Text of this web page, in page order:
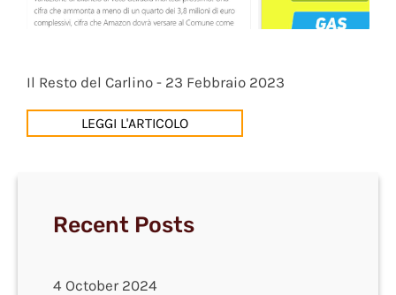
Il Resto del Carlino - 23 Febbraio 2023
LEGGI L'ARTICOLO
Recent Posts
4 October 2024